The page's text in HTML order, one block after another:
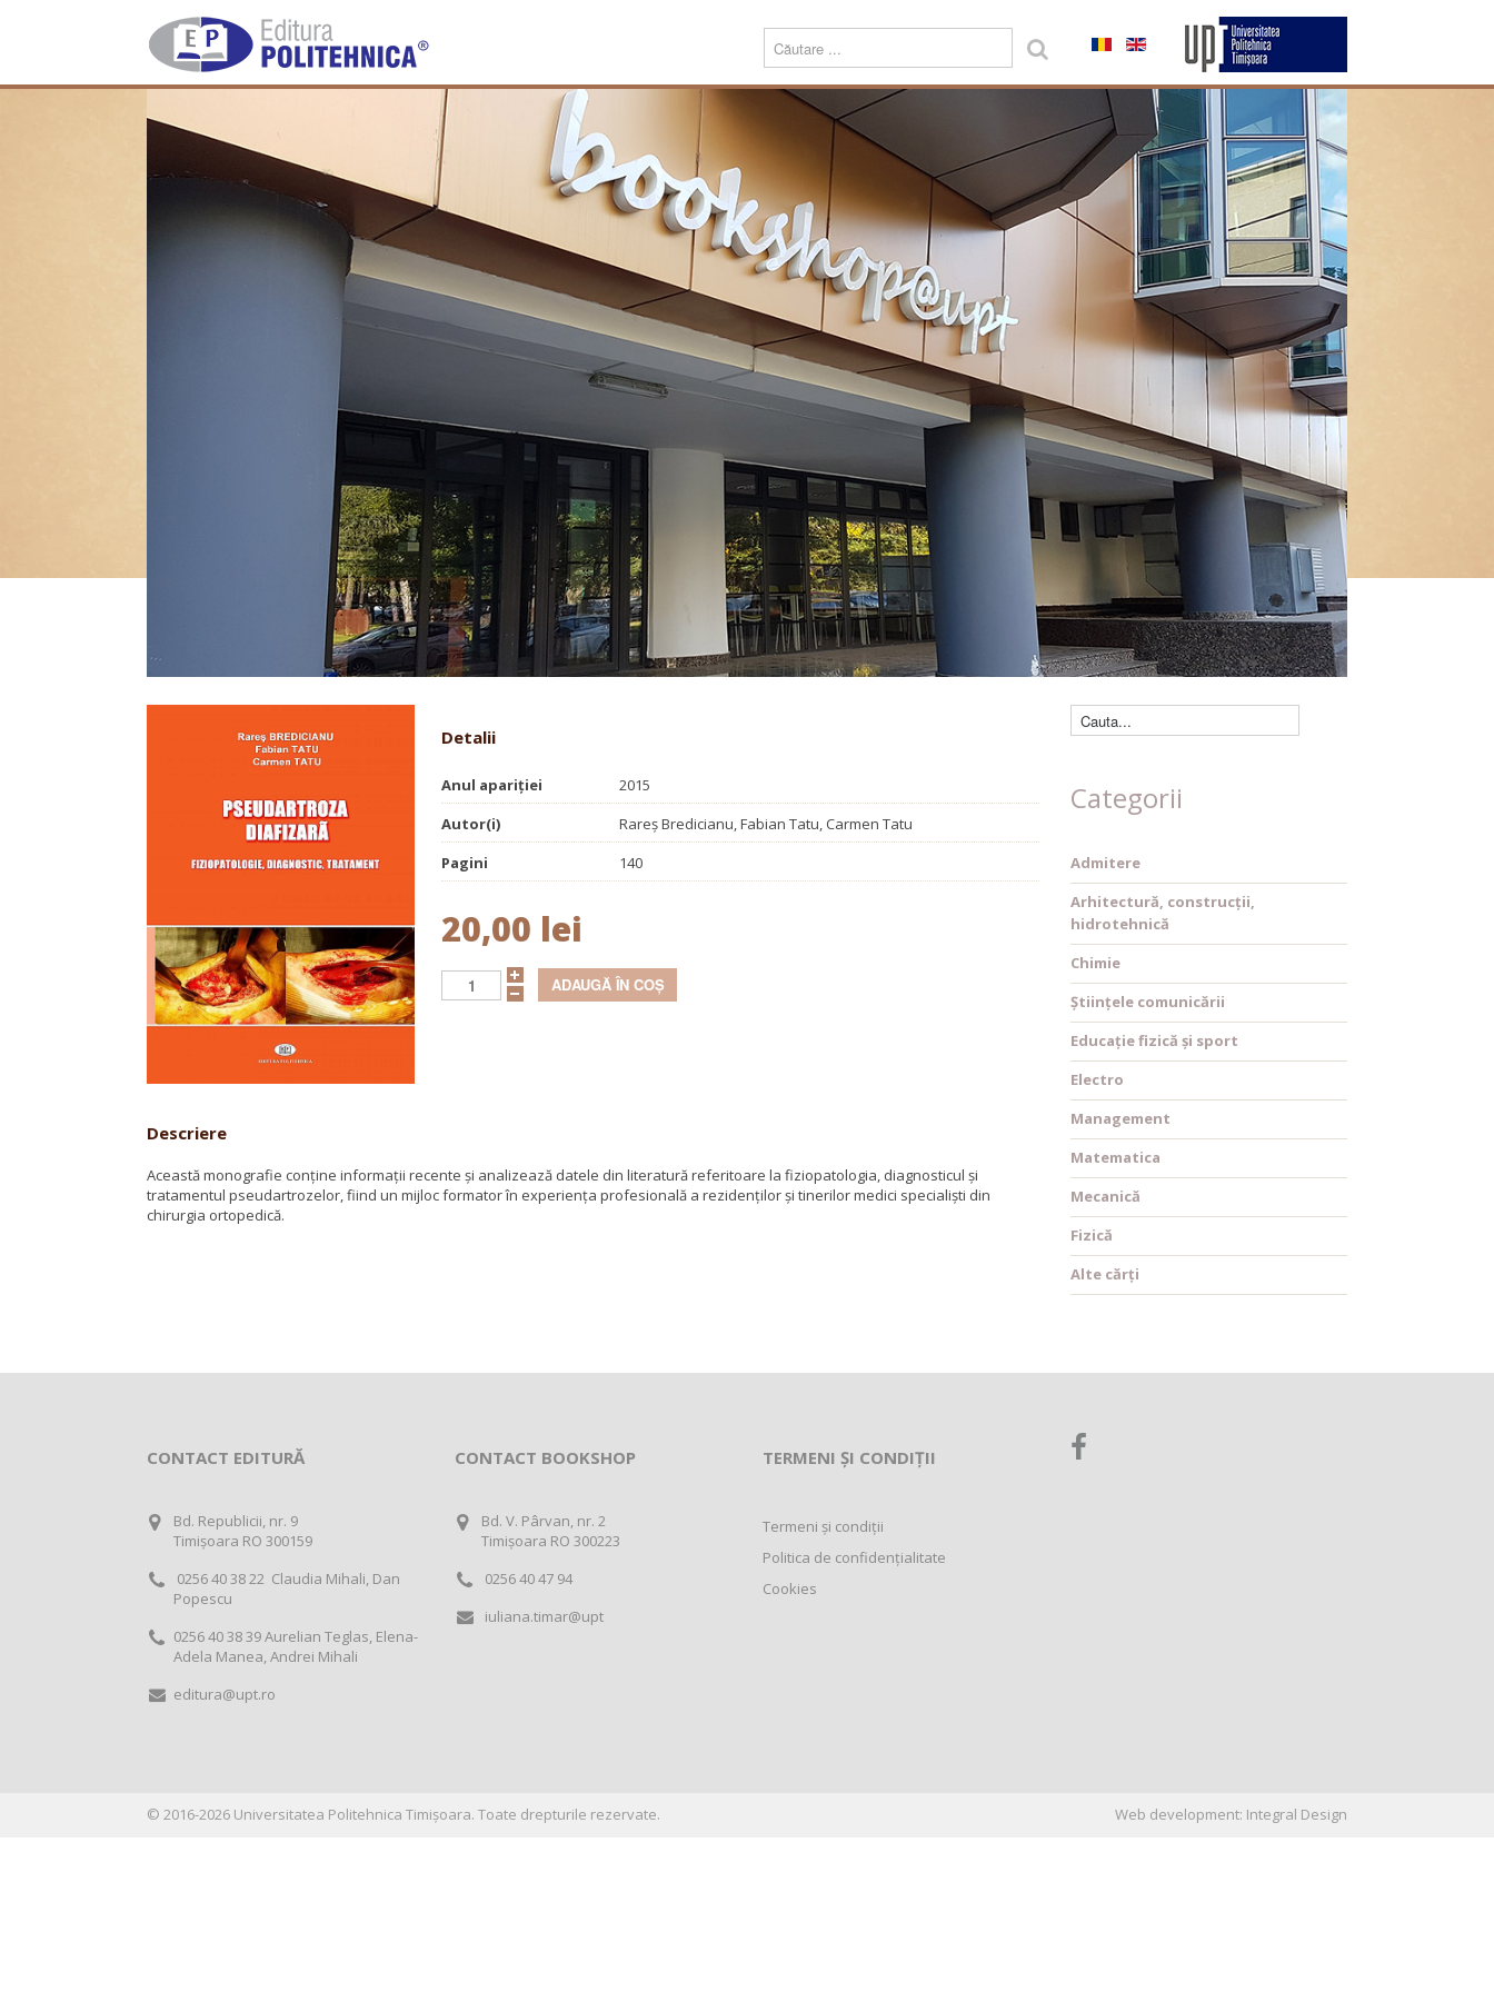
0,00 lei
Contul meu
Prezentare
Despre
Misiune
Echipa
Editură
Carte
Periodice
Teze de doctorat
Download
Tipografie
Servicii
Produse
Echipamente tipografice
Promoționale
Evenimente
Contact
Pseudartroza diafizară
Detalii
Anul apariției
2015
Autor(i)
Rareş Bredicianu, Fabian Tatu, Carmen Tatu
Pagini
140
20,00 lei
Descriere
Această monografie conţine informaţii recente şi analizează datele din literatură referitoare la fiziopatologia, diagnosticul şi
tratamentul pseudartrozelor, fiind un mijloc formator în experienţa profesională a rezidenţilor şi tinerilor medici specialişti din
chirurgia ortopedică.
Căutare cărți
Categorii
Admitere
Arhitectură, construcții,
hidrotehnică
Chimie
Științele comunicării
Educație fizică și sport
Electro
Management
Matematica
Mecanică
Fizică
Alte cărți
CONTACT EDITURĂ
Bd. Republicii, nr. 9
Timișoara RO 300159
0256 40 38 22 Claudia Mihali, Dan
Popescu
0256 40 38 39 Aurelian Teglas, Elena-
Adela Manea, Andrei Mihali
editura@upt.ro
CONTACT BOOKSHOP
Bd. V. Pârvan, nr. 2
Timișoara RO 300223
0256 40 47 94
iuliana.timar@upt
TERMENI ȘI CONDIȚII
Termeni și condiții
Politica de confidențialitate
Cookies
© 2016-2026 Universitatea Politehnica Timișoara. Toate drepturile rezervate. Web development: Integral Design